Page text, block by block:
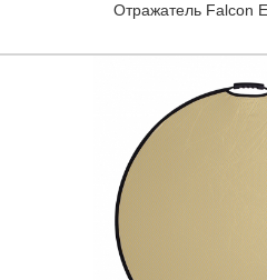
Отражатель Falcon